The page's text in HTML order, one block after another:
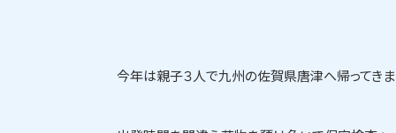
今年は親子３人で九州の佐賀県唐津へ帰ってきま